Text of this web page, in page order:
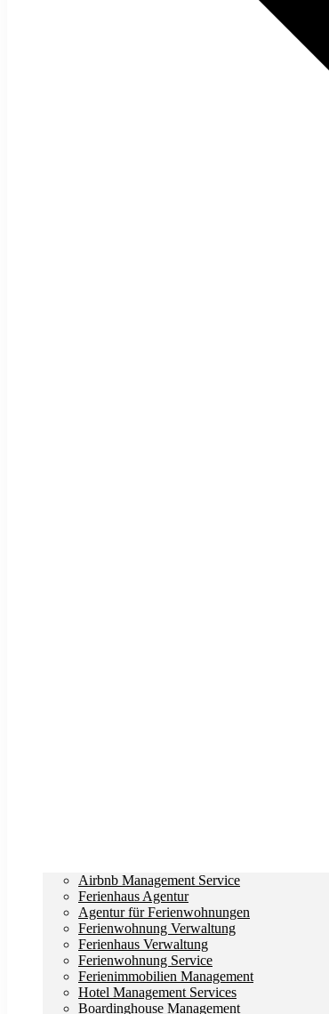
Airbnb Management Service
Ferienhaus Agentur
Agentur für Ferienwohnungen
Ferienwohnung Verwaltung
Ferienhaus Verwaltung
Ferienwohnung Service
Ferienimmobilien Management
Hotel Management Services
Boardinghouse Management